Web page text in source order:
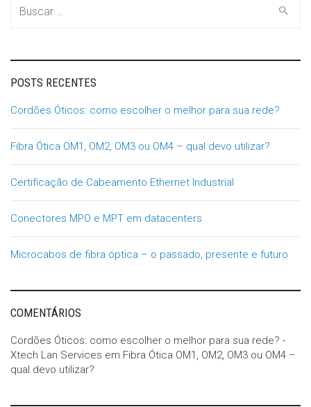
POSTS RECENTES
Cordões Óticos: como escolher o melhor para sua rede?
Fibra Ótica OM1, OM2, OM3 ou OM4 – qual devo utilizar?
Certificação de Cabeamento Ethernet Industrial
Conectores MPO e MPT em datacenters
Microcabos de fibra óptica – o passado, presente e futuro
COMENTÁRIOS
Cordões Óticos: como escolher o melhor para sua rede? -
Xtech Lan Services em Fibra Ótica OM1, OM2, OM3 ou OM4 –
qual devo utilizar?